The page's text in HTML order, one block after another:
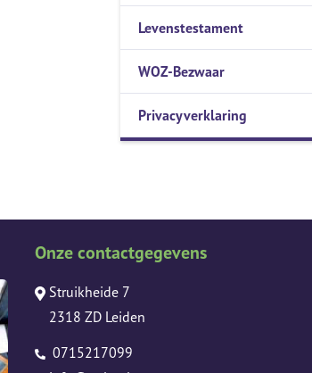
Levenstestament
WOZ-Bezwaar
Privacyverklaring
Onze contactgegevens
Struikheide 7
2318 ZD Leiden
0715217099